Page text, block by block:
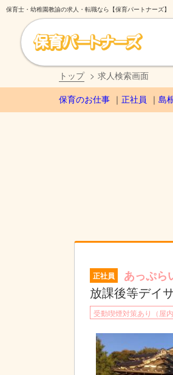
保育士・幼稚園教諭の求人・転職なら【保育パートナーズ】
トップ 求人検索画面
保育のお仕事 正社員 島
正社員 あっぷら
放課後等デ
受動喫煙対策あり（屋内